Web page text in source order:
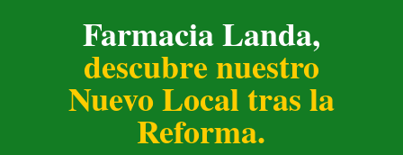
Farmacia Landa,
descubre nuestro
Nuevo Local tras la
Reforma.